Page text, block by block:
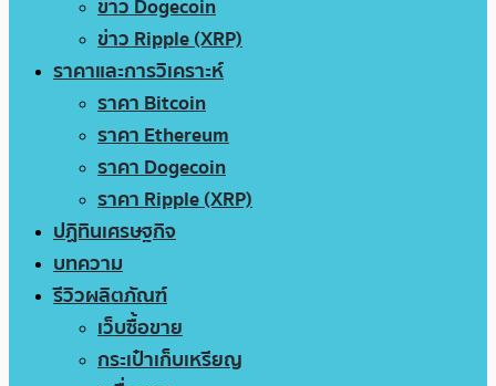
ข่าว Dogecoin
ข่าว Ripple (XRP)
ราคาและการวิเคราะห์
ราคา Bitcoin
ราคา Ethereum
ราคา Dogecoin
ราคา Ripple (XRP)
ปฏิทินเศรษฐกิจ
บทความ
รีวิวผลิตภัณฑ์
เว็บซื้อขาย
กระเป๋าเก็บเหรียญ